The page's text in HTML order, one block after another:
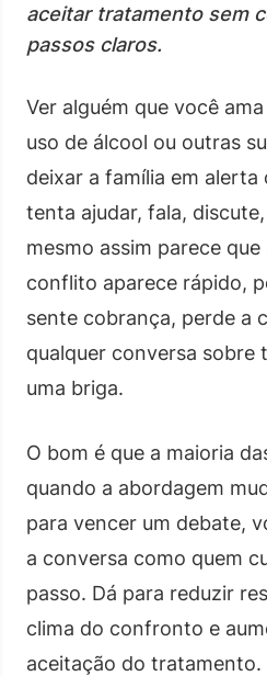
aceitar tratamento sem
passos claros.
Ver alguém que você
uso de álcool ou outras
deixar a família em
tenta ajudar, fala,
mesmo assim parece
conflito aparece rápido,
sente cobrança, perde a
qualquer conversa sobre
uma briga.
O bom é que a maioria
quando a abordagem
para vencer um debate,
a conversa como quem
passo. Dá para reduzir
clima do confronto e
aceitação do